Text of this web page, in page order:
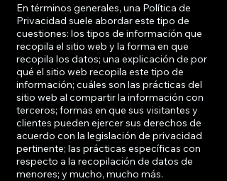
En términos generales, una Política de
Privacidad suele abordar este tipo de
cuestiones: los tipos de información que
recopila el sitio web y la forma en que
recopila los datos; una explicación de por
qué el sitio web recopila este tipo de
información; cuáles son las prácticas del
sitio web al compartir la información con
terceros; formas en que sus visitantes y
clientes pueden ejercer sus derechos de
acuerdo con la legislación de privacidad
pertinente; las prácticas específicas con
respecto a la recopilación de datos de
menores; y mucho, mucho más.